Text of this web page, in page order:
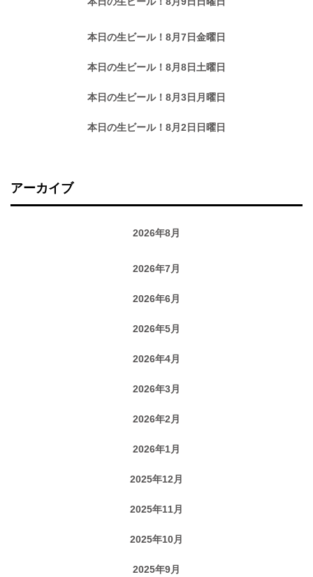
本日の生ビール！8月7日金曜日
本日の生ビール！8月8日土曜日
本日の生ビール！8月3日月曜日
本日の生ビール！8月2日日曜日
アーカイブ
2026年8月
2026年7月
2026年6月
2026年5月
2026年4月
2026年3月
2026年2月
2026年1月
2025年12月
2025年11月
2025年10月
2025年9月